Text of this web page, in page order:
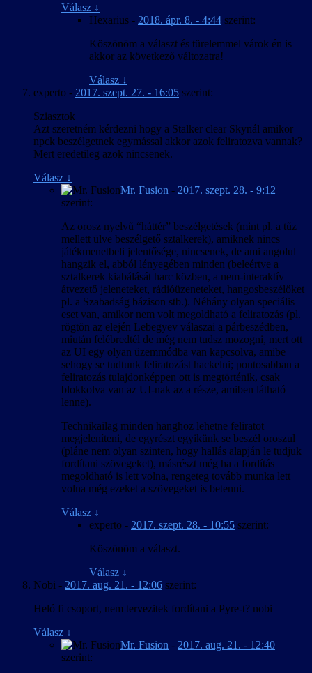
Válasz ↓
Hexarius - 2018. ápr. 8. - 4:44 szerint:
Köszönöm a választ és türelemmel várok én is
akkor az következő változatra!
Válasz ↓
experto - 2017. szept. 27. - 16:05 szerint:
Sziasztok
Azt szeretném kérdezni hogy a Stalker clear Skynál amikor
npck beszélgetnek egymással akkor azok feliratozva vannak?
Mert eredetileg azok nincsenek.
Válasz ↓
Mr. Fusion - 2017. szept. 28. - 9:12
szerint:
Az orosz nyelvű “háttér” beszélgetések (mint pl. a tűz
mellett ülve beszélgető sztalkerek), amiknek nincs
játékmenetbeli jelentősége, nincsenek, de ami angolul
hangzik el, abból lényegében minden (beleértve a
sztalkerek kiabálását harc közben, a nem-interaktív
átvezető jeleneteket, rádióüzeneteket, hangosbeszélőket
pl. a Szabadság bázison stb.). Néhány olyan speciális
eset van, amikor nem volt megoldható a feliratozás (pl.
rögtön az elején Lebegyev válaszai a párbeszédben,
miután felébredtél de még nem tudsz mozogni, mert ott
az UI egy olyan üzemmódba van kapcsolva, amibe
sehogy se tudtunk feliratozást hackelni; pontosabban a
feliratozás tulajdonképpen ott is megtörténik, csak
blokkolva van az UI-nak az a része, amiben látható
lenne).
Technikailag minden hanghoz lehetne feliratot
megjeleníteni, de egyrészt egyikünk se beszél oroszul
(pláne nem olyan szinten, hogy hallás alapján le tudjuk
fordítani szövegeket), másrészt még ha a fordítás
megoldható is lett volna, rengeteg tovább munka lett
volna még ezeket a szövegeket is betenni.
Válasz ↓
experto - 2017. szept. 28. - 10:55 szerint:
Köszönöm a választ.
Válasz ↓
Nobi - 2017. aug. 21. - 12:06 szerint:
Heló fi csoport, nem tervezitek fordítani a Pyre-t? nobi
Válasz ↓
Mr. Fusion - 2017. aug. 21. - 12:40
szerint: